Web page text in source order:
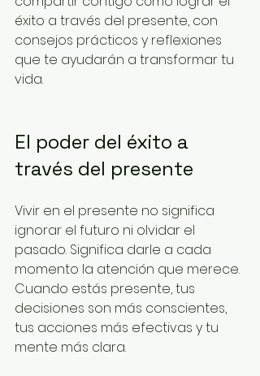
éxito a través del presente, con
consejos prácticos y reflexiones
que te ayudarán a transformar tu
vida.
El poder del éxito a
través del presente
Vivir en el presente no significa
ignorar el futuro ni olvidar el
pasado. Significa darle a cada
momento la atención que merece.
Cuando estás presente, tus
decisiones son más conscientes,
tus acciones más efectivas y tu
mente más clara.